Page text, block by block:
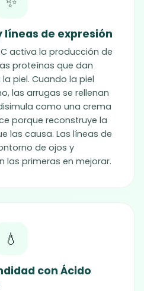
líneas de expresión
activa la producción de
proteínas que dan
piel. Cuando la piel
las arrugas se rellenan
como una crema
porque reconstruye la
las causa. Las líneas de
de ojos y
las primeras en mejorar.
💧
con Ácido